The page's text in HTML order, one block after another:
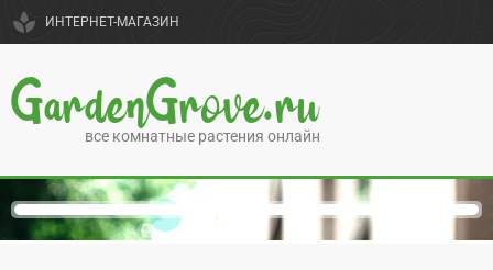
spa ИНТЕРНЕТ-МАГАЗИН
GardenGrove.ru
все комнатные растения онлайн